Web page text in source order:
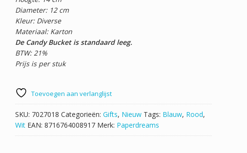
Diameter: 12 cm
Kleur: Diverse
Materiaal: Karton
De Candy Bucket is standaard leeg.
BTW: 21%
Prijs is per stuk
Toevoegen aan verlanglijst
SKU: 7027018 Categorieën: Gifts, Nieuw Tags: Blauw, Rood,
Wit EAN: 8716764008917 Merk: Paperdreams